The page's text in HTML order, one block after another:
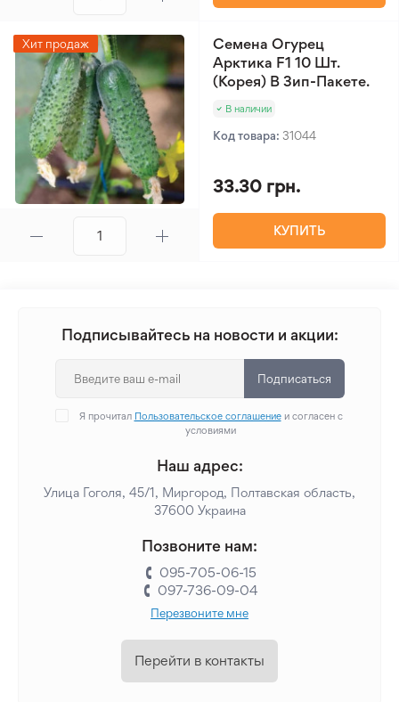
Хит продаж
Семена Огурец
Арктика F1 10 Шт.
(Корея) В Зип-Пакете.
В наличии
Код товара: 31044
33.30 грн.
КУПИТЬ
Подписывайтесь на новости и акции:
Подписаться
Я прочитал Пользовательское соглашениеи согласен с
условиями
Наш адрес:
Улица Гоголя, 45/1, Миргород, Полтавская область,
37600 Украина
Позвоните нам:
095-705-06-15
097-736-09-04
Перезвоните мне
Перейти в контакты